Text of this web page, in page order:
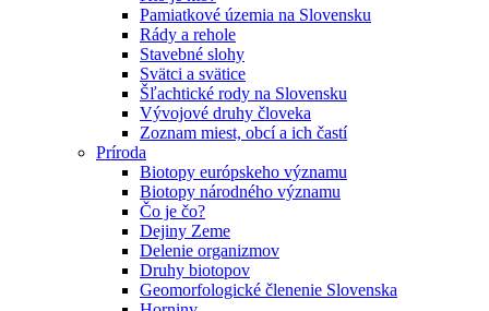
Pamiatkové územia na Slovensku
Rády a rehole
Stavebné slohy
Svätci a svätice
Šľachtické rody na Slovensku
Vývojové druhy človeka
Zoznam miest, obcí a ich častí
Príroda
Biotopy európskeho významu
Biotopy národného významu
Čo je čo?
Dejiny Zeme
Delenie organizmov
Druhy biotopov
Geomorfologické členenie Slovenska